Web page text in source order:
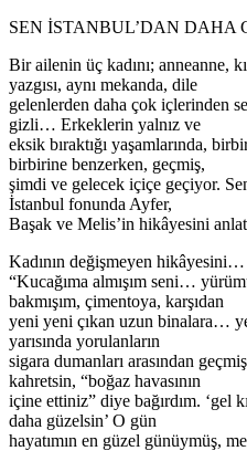
SEN İSTANBUL’DAN DAHA
Bir ailenin üç kadını; anneanne,
yazgısı, aynı mekanda, dile
gelenlerden daha çok içlerinden
gizli… Erkeklerin yalnız ve
eksik bıraktığı yaşamlarında,
birbirine benzerken, geçmiş,
şimdi ve gelecek içiçe geçiyor.
İstanbul fonunda Ayfer,
Başak ve Melis’in hikâyesini
Kadının değişmeyen hikâyesini…
“Kucağıma almışım seni…
bakmışım, çimentoya, karşıdan
yeni yeni çıkan uzun binalara…
yarısında yorulanların
sigara dumanları arasından
kahretsin, “boğaz havasının
içine ettiniz” diye bağırdım. ‘gel
daha güzelsin’ O gün
hayatımın en güzel günüymüş,